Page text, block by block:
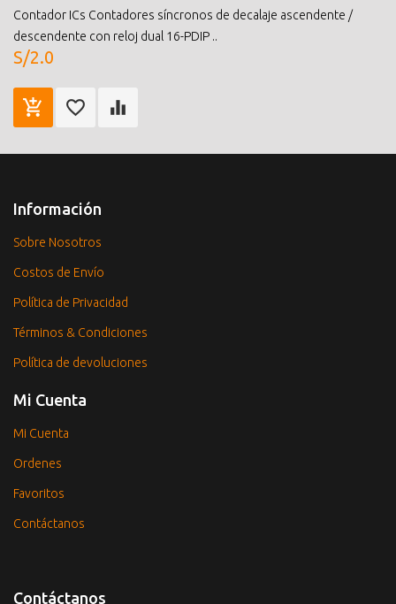
Contador ICs Contadores síncronos de decalaje ascendente /
descendente con reloj dual 16-PDIP ..
S/2.0
Información
Sobre Nosotros
Costos de Envío
Política de Privacidad
Términos & Condiciones
Política de devoluciones
Mi Cuenta
Mi Cuenta
Ordenes
Favoritos
Contáctanos
Contáctanos